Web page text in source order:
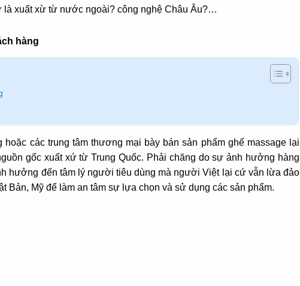
là xuất xừ từ nước ngoài? công nghệ Châu Âu?…
hàng
các trung tâm thương mại bày bán sản phẩm ghế massage lại
gốc xuất xứ từ Trung Quốc. Phải chăng do sự ảnh hưởng hàng
hưởng đến tâm lý người tiêu dùng mà người Việt lại cứ vẫn lừa đảo
Bản, Mỹ để làm an tâm sự lựa chọn và sử dụng các sản phẩm.